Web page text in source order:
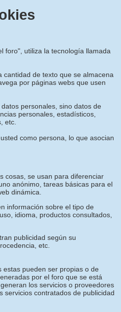
foro", utiliza la tecnología llamada
cantidad de texto que se almacena
por páginas webs que usen
personales, sino datos de
personales, estadísticos,
etc.
como persona, lo que asocian
cosas, se usan para diferenciar
anónimo, tareas básicas para el
dinámica.
información sobre el tipo de
idioma, productos consultados,
publicidad según su
etc.
estas pueden ser propias o de
por el foro que se está
los servicios o proveedores
servicios contratados de publicidad